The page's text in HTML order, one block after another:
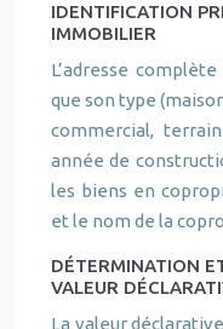
IDENTIFICATION
IMMOBILIER
L’adresse
que son type
commercial,
année de
les biens en
et le nom de la
DÉTERMINATION
VALEUR
La valeur